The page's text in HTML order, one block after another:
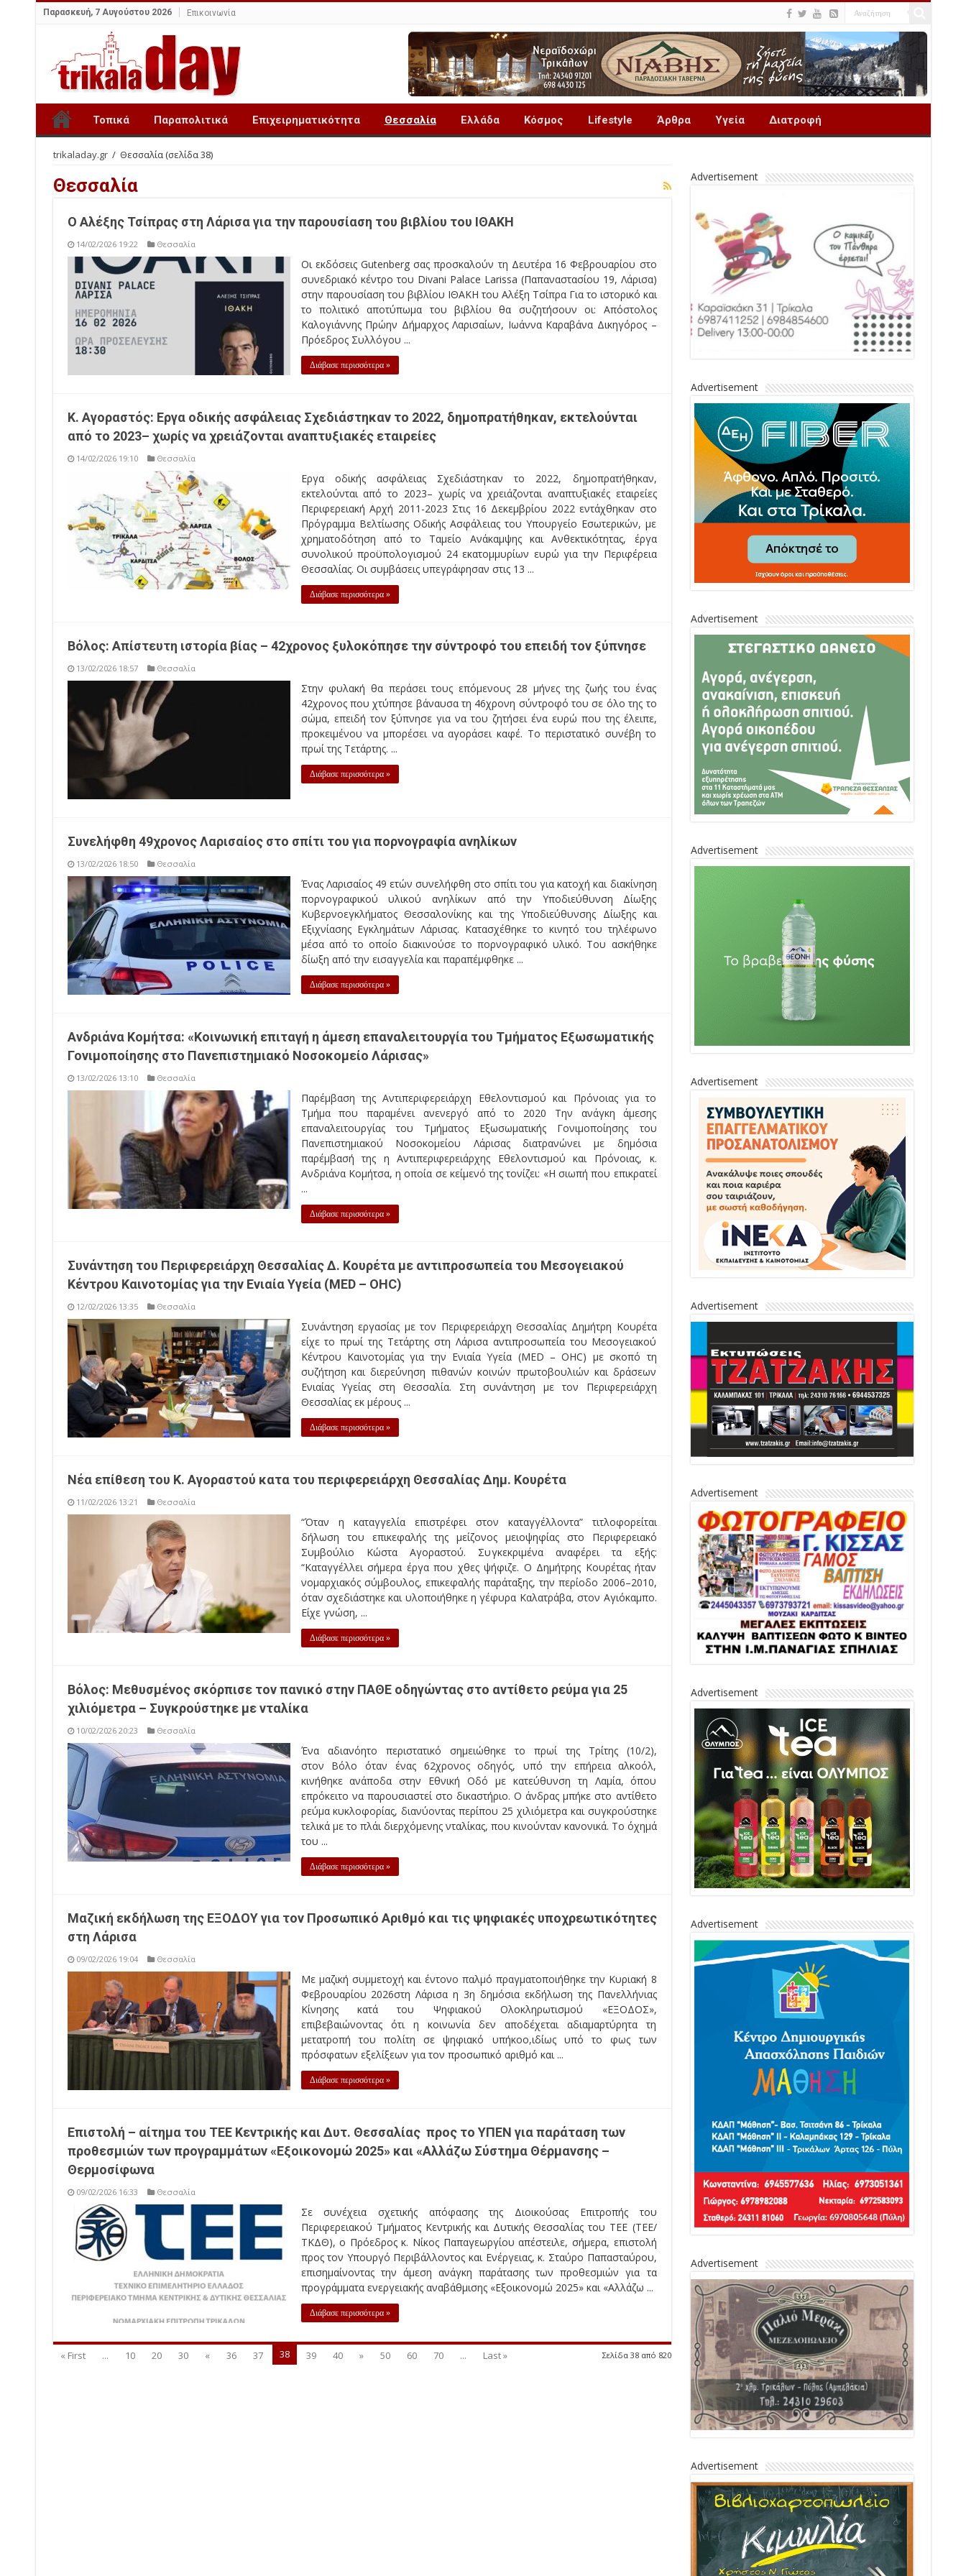
Παρασκευή, 7 Αυγούστου 2026 Επικοινωνία
Τοπικά Παραπολιτικά Επιχειρηματικότητα Θεσσαλία Ελλάδα Κόσμος Lifestyle Άρθρα Υγεία Διατροφή
trikaladay.gr / Θεσσαλία(σελίδα 38)
Θεσσαλία
Ο Αλέξης Τσίπρας στη Λάρισα για την παρουσίαση του βιβλίου του ΙΘΑΚΗ
14/02/2026 19:22 Θεσσαλία
Οι εκδόσεις Gutenberg σας προσκαλούν τη Δευτέρα 16 Φεβρουαρίου στο
συνεδριακό κέντρο του Divani Palace Larissa (Παπαναστασίου 19, Λάρισα)
στην παρουσίαση του βιβλίου ΙΘΑΚΗ του Αλέξη Τσίπρα Για το ιστορικό και
το πολιτικό αποτύπωμα του βιβλίου θα συζητήσουν οι: Απόστολος
Καλογιάννης Πρώην Δήμαρχος Λαρισαίων, Ιωάννα Καραβάνα Δικηγόρος –
Πρόεδρος Συλλόγου ...
Διάβασε περισσότερα »
Κ. Αγοραστός: Εργα οδικής ασφάλειας Σχεδιάστηκαν το 2022, δημοπρατήθηκαν, εκτελούνται
από το 2023– χωρίς να χρειάζονται αναπτυξιακές εταιρείες
14/02/2026 19:10 Θεσσαλία
Εργα οδικής ασφάλειας Σχεδιάστηκαν το 2022, δημοπρατήθηκαν,
εκτελούνται από το 2023– χωρίς να χρειάζονται αναπτυξιακές εταιρείες
Περιφερειακή Αρχή 2011-2023 Στις 16 Δεκεμβρίου 2022 εντάχθηκαν στο
Πρόγραμμα Βελτίωσης Οδικής Ασφάλειας του Υπουργείο Εσωτερικών, με
χρηματοδότηση από το Ταμείο Ανάκαμψης και Ανθεκτικότητας, έργα
συνολικού προϋπολογισμού 24 εκατομμυρίων ευρώ για την Περιφέρεια
Θεσσαλίας. Οι συμβάσεις υπεγράφησαν στις 13 ...
Διάβασε περισσότερα »
Βόλος: Απίστευτη ιστορία βίας – 42χρονος ξυλοκόπησε την σύντροφό του επειδή τον ξύπνησε
13/02/2026 18:57 Θεσσαλία
Στην φυλακή θα περάσει τους επόμενους 28 μήνες της ζωής του ένας
42χρονος που χτύπησε βάναυσα τη 46χρονη σύντροφό του σε όλο της το
σώμα, επειδή τον ξύπνησε για να του ζητήσει ένα ευρώ που της έλειπε,
προκειμένου να μπορέσει να αγοράσει καφέ. Το περιστατικό συνέβη το
πρωί της Τετάρτης. ...
Διάβασε περισσότερα »
Συνελήφθη 49χρονος Λαρισαίος στο σπίτι του για πορνογραφία ανηλίκων
13/02/2026 18:50 Θεσσαλία
Ένας Λαρισαίος 49 ετών συνελήφθη στο σπίτι του για κατοχή και διακίνηση
πορνογραφικού υλικού ανηλίκων από την Υποδιεύθυνση Δίωξης
Κυβερνοεγκλήματος Θεσσαλονίκης και της Υποδιεύθυνσης Δίωξης και
Εξιχνίασης Εγκλημάτων Λάρισας. Κατασχέθηκε το κινητό του τηλέφωνο
μέσα από το οποίο διακινούσε το πορνογραφικό υλικό. Του ασκήθηκε
δίωξη από την εισαγγελία και παραπέμφθηκε ...
Διάβασε περισσότερα »
Ανδριάνα Κομήτσα: «Κοινωνική επιταγή η άμεση επαναλειτουργία του Τμήματος Εξωσωματικής
Γονιμοποίησης στο Πανεπιστημιακό Νοσοκομείο Λάρισας»
13/02/2026 13:10 Θεσσαλία
Παρέμβαση της Αντιπεριφερειάρχη Εθελοντισμού και Πρόνοιας για το
Τμήμα που παραμένει ανενεργό από το 2020 Την ανάγκη άμεσης
επαναλειτουργίας του Τμήματος Εξωσωματικής Γονιμοποίησης του
Πανεπιστημιακού Νοσοκομείου Λάρισας διατρανώνει με δημόσια
παρέμβασή της η Αντιπεριφερειάρχης Εθελοντισμού και Πρόνοιας, κ.
Ανδριάνα Κομήτσα, η οποία σε κείμενό της τονίζει: «Η σιωπή που επικρατεί
...
Διάβασε περισσότερα »
Συνάντηση του Περιφερειάρχη Θεσσαλίας Δ. Κουρέτα με αντιπροσωπεία του Μεσογειακού
Κέντρου Καινοτομίας για την Ενιαία Υγεία (MED – OHC)
12/02/2026 13:35 Θεσσαλία
Συνάντηση εργασίας με τον Περιφερειάρχη Θεσσαλίας Δημήτρη Κουρέτα
είχε το πρωί της Τετάρτης στη Λάρισα αντιπροσωπεία του Μεσογειακού
Κέντρου Καινοτομίας για την Ενιαία Υγεία (MED – OHC) με σκοπό τη
συζήτηση και διερεύνηση πιθανών κοινών πρωτοβουλιών και δράσεων
Ενιαίας Υγείας στη Θεσσαλία. Στη συνάντηση με τον Περιφερειάρχη
Θεσσαλίας εκ μέρους ...
Διάβασε περισσότερα »
Νέα επίθεση του Κ. Αγοραστού κατα του περιφερειάρχη Θεσσαλίας Δημ. Κουρέτα
11/02/2026 13:21 Θεσσαλία
“Όταν η καταγγελία επιστρέφει στον καταγγέλλοντα” τιτλοφορείται
δήλωση του επικεφαλής της μείζονος μειοψηφίας στο Περιφερειακό
Συμβούλιο Κώστα Αγοραστού. Συγκεκριμένα αναφέρει τα εξής:
“Καταγγέλλει σήμερα έργα που χθες ψήφιζε. Ο Δημήτρης Κουρέτας ήταν
νομαρχιακός σύμβουλος, επικεφαλής παράταξης, την περίοδο 2006–2010,
όταν σχεδιάστηκε και υλοποιήθηκε η γέφυρα Καλατράβα, στον Αγιόκαμπο.
Είχε γνώση, ...
Διάβασε περισσότερα »
Βόλος: Μεθυσμένος σκόρπισε τον πανικό στην ΠΑΘΕ οδηγώντας στο αντίθετο ρεύμα για 25
χιλιόμετρα – Συγκρούστηκε με νταλίκα
10/02/2026 20:23 Θεσσαλία
Ένα αδιανόητο περιστατικό σημειώθηκε το πρωί της Τρίτης (10/2),
στον Βόλο όταν ένας 62χρονος οδηγός, υπό την επήρεια αλκοόλ,
κινήθηκε ανάποδα στην Εθνική Οδό με κατεύθυνση τη Λαμία, όπου
επρόκειτο να παρουσιαστεί στο δικαστήριο. Ο άνδρας μπήκε στο αντίθετο
ρεύμα κυκλοφορίας, διανύοντας περίπου 25 χιλιόμετρα και συγκρούστηκε
τελικά με το πλάι διερχόμενης νταλίκας, που κινούνταν κανονικά. Το όχημά
του ...
Διάβασε περισσότερα »
Μαζική εκδήλωση της ΕΞΟΔΟΥ για τον Προσωπικό Αριθμό και τις ψηφιακές υποχρεωτικότητες
στη Λάρισα
09/02/2026 19:04 Θεσσαλία
Με μαζική συμμετοχή και έντονο παλμό πραγματοποιήθηκε την Κυριακή 8
Φεβρουαρίου 2026στη Λάρισα η 3η δημόσια εκδήλωση της Πανελλήνιας
Κίνησης κατά του Ψηφιακού Ολοκληρωτισμού «ΕΞΟΔΟΣ»,
επιβεβαιώνοντας ότι η κοινωνία δεν αποδέχεται αδιαμαρτύρητα τη
μετατροπή του πολίτη σε ψηφιακό υπήκοο,ιδίως υπό το φως των
πρόσφατων εξελίξεων για τον προσωπικό αριθμό και ...
Διάβασε περισσότερα »
Επιστολή – αίτημα του ΤΕΕ Κεντρικής και Δυτ. Θεσσαλίας προς το ΥΠΕΝ για παράταση των
προθεσμιών των προγραμμάτων «Εξοικονομώ 2025» και «Αλλάζω Σύστημα Θέρμανσης –
Θερμοσίφωνα
09/02/2026 16:33 Θεσσαλία
Σε συνέχεια σχετικής απόφασης της Διοικούσας Επιτροπής του
Περιφερειακού Τμήματος Κεντρικής και Δυτικής Θεσσαλίας του ΤΕΕ (ΤΕΕ/
ΤΚΔΘ), ο Πρόεδρος κ. Νίκος Παπαγεωργίου απέστειλε, σήμερα, επιστολή
προς τον Υπουργό Περιβάλλοντος και Ενέργειας, κ. Σταύρο Παπασταύρου,
επισημαίνοντας την άμεση ανάγκη παράτασης των προθεσμιών για τα
προγράμματα ενεργειακής αναβάθμισης «Εξοικονομώ 2025» και «Αλλάζω ...
Διάβασε περισσότερα »
Σελίδα 38 από 820
« First ... 10 20 30 « 36 37 38 39 40 » 50 60 70 ... Last »
Advertisement
Advertisement
Advertisement
Advertisement
Advertisement
Advertisement
Advertisement
Advertisement
Advertisement
Advertisement
Advertisement